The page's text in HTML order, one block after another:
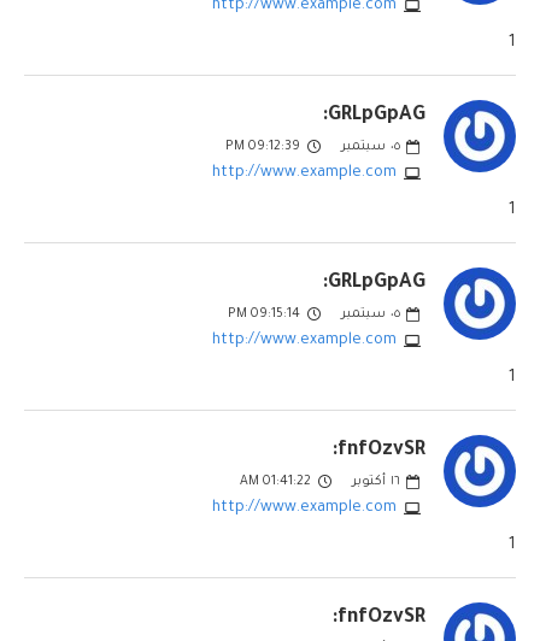
http://www.example.com
1
GRLpGpAG:
٠٥ سبتمبر 09:12:39 PM
http://www.example.com
1
GRLpGpAG:
٠٥ سبتمبر 09:15:14 PM
http://www.example.com
1
fnfOzvSR:
١٦ أكتوبر 01:41:22 AM
http://www.example.com
1
fnfOzvSR: